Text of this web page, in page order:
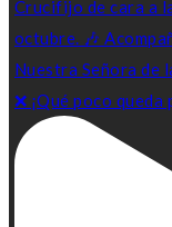
❌ ¡Qué poco